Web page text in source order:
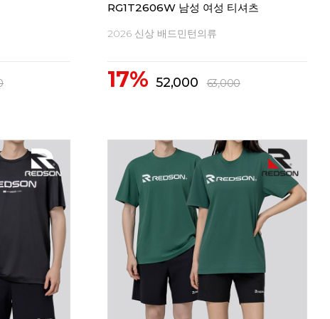
RG1T2606W 남성 여성 티셔츠
2026 신상 배드민턴의류
17% 52,000 63,000